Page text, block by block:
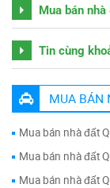
Mua bán
Tin cùng
MUA BÁN
Mua bán nhà đất
Mua bán nhà đất
Mua bán nhà đất